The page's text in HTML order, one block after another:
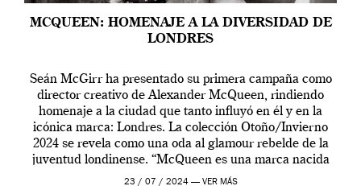
MCQUEEN: HOMENAJE A LA DIVERSIDAD DE
LONDRES
Seán McGirr ha presentado su primera campaña como
director creativo de Alexander McQueen, rindiendo
homenaje a la ciudad que tanto influyó en él y en la
icónica marca: Londres. La colección Otoño/Invierno
2024 se revela como una oda al glamour rebelde de la
juventud londinense. “McQueen es una marca nacida
en Londres y siempre ha […]
23 / 07 / 2024 — VER MÁS